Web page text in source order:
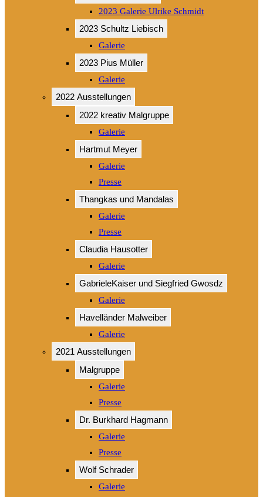
2023 Galerie Ulrike Schmidt
2023 Schultz Liebisch
Galerie
2023 Pius Müller
Galerie
2022 Ausstellungen
2022 kreativ Malgruppe
Galerie
Hartmut Meyer
Galerie
Presse
Thangkas und Mandalas
Galerie
Presse
Claudia Hausotter
Galerie
GabrieleKaiser und Siegfried Gwosdz
Galerie
Havelländer Malweiber
Galerie
2021 Ausstellungen
Malgruppe
Galerie
Presse
Dr. Burkhard Hagmann
Galerie
Presse
Wolf Schrader
Galerie